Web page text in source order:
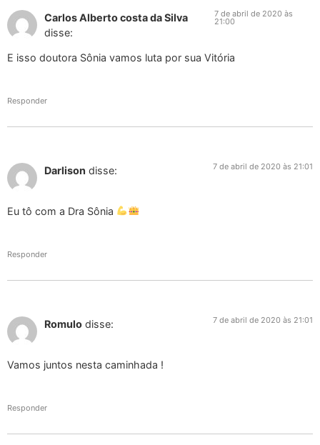
Carlos Alberto costa da Silva
disse:
7 de abril de 2020 às
21:00
E isso doutora Sônia vamos luta por sua Vitória
Responder
Darlison disse: 7 de abril de 2020 às 21:01
Eu tô com a Dra Sônia
Responder
Romulo disse: 7 de abril de 2020 às 21:01
Vamos juntos nesta caminhada !
Responder